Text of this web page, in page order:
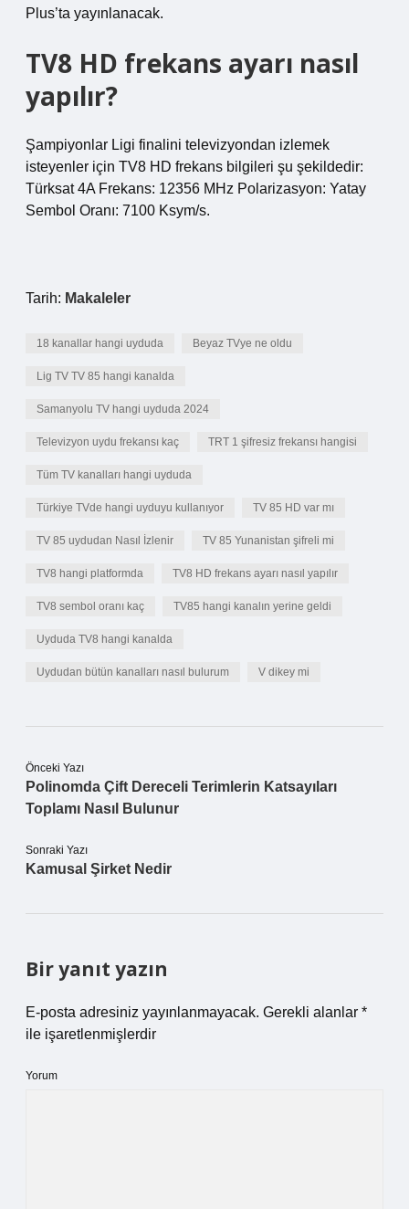
Plus’ta yayınlanacak.
TV8 HD frekans ayarı nasıl
yapılır?
Şampiyonlar Ligi finalini televizyondan izlemek
isteyenler için TV8 HD frekans bilgileri şu şekildedir:
Türksat 4A Frekans: 12356 MHz Polarizasyon: Yatay
Sembol Oranı: 7100 Ksym/s.
Tarih: Makaleler
18 kanallar hangi uyduda Beyaz TVye ne oldu
Lig TV TV 85 hangi kanalda
Samanyolu TV hangi uyduda 2024
Televizyon uydu frekansı kaç TRT 1 şifresiz frekansı hangisi
Tüm TV kanalları hangi uyduda
Türkiye TVde hangi uyduyu kullanıyor TV 85 HD var mı
TV 85 uydudan Nasıl İzlenir TV 85 Yunanistan şifreli mi
TV8 hangi platformda TV8 HD frekans ayarı nasıl yapılır
TV8 sembol oranı kaç TV85 hangi kanalın yerine geldi
Uyduda TV8 hangi kanalda
Uydudan bütün kanalları nasıl bulurum V dikey mi
Önceki Yazı
Polinomda Çift Dereceli Terimlerin Katsayıları
Toplamı Nasıl Bulunur
Sonraki Yazı
Kamusal Şirket Nedir
Bir yanıt yazın
E-posta adresiniz yayınlanmayacak. Gerekli alanlar *
ile işaretlenmişlerdir
Yorum